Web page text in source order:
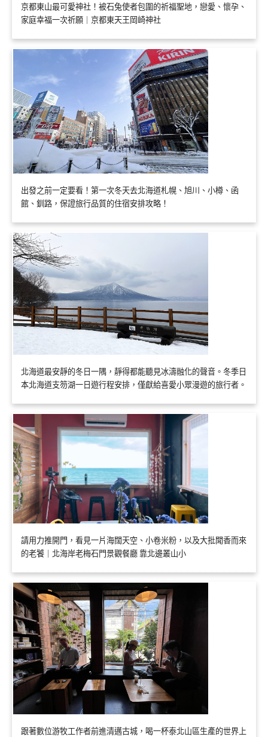
京都東山最可愛神社！被石兔使者包圍的祈福聖地，戀愛、懷孕、
家庭幸福一次祈願｜京都東天王岡崎神社
出發之前一定要看！第一次冬天去北海道札幌、旭川、小樽、函
館、釧路，保證旅行品質的住宿安排攻略！
北海道最安靜的冬日一隅，靜得都能聽見冰濤融化的聲音。冬季日
本北海道支笏湖一日遊行程安排，僅獻給喜愛小眾漫遊的旅行者。
請用力推開門，看見一片海闊天空、小卷米粉，以及大批聞香而來
的老饕｜北海岸老梅石門景觀餐廳 靠北邊叢山小
跟著數位游牧工作者前進清邁古城，喝一杯泰北山區生產的世界上